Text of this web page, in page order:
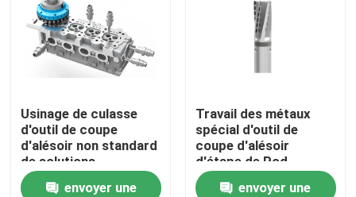
Produits
A propos de nous
Usinage de culasse
d'outil de coupe
d'alésoir non standard
de solutions
d'outillage de PCD
envoyer une
Travail des métaux
spécial d'outil de
coupe d'alésoir
d'étape de Pcd
envoyer une